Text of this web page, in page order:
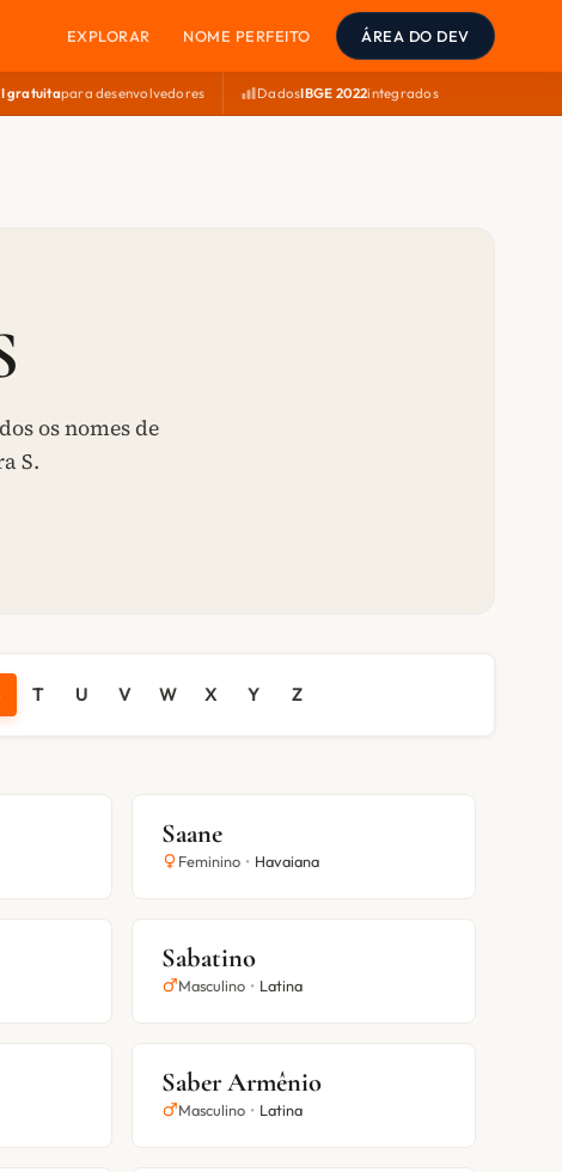
EXPLORAR NOME PERFEITO ÁREA DO DEV
gratuitapara desenvolvedores DadosIBGE 2022integrados
os nomes de
S.
T U V W X Y Z
Saane
Feminino • Havaiana
Sabatino
Masculino • Latina
Saber Armênio
Masculino • Latina